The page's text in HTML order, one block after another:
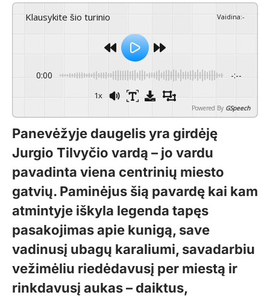
Klausykite šio turinio Vaidina:-
0:00 -:--
1x
Powered By GSpeech
Panevėžyje daugelis yra girdėję
Jurgio Tilvyčio vardą – jo vardu
pavadinta viena centrinių miesto
gatvių. Paminėjus šią pavardę kai kam
atmintyje iškyla legenda tapęs
pasakojimas apie kunigą, save
vadinusį ubagų karaliumi, savadarbiu
vežimėliu riedėdavusį per miestą ir
rinkdavusį aukas – daiktus,